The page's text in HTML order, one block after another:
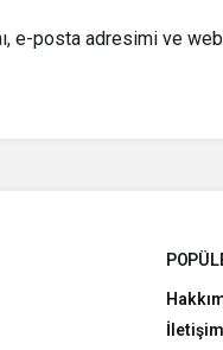
e-posta adresimi ve
İletişim